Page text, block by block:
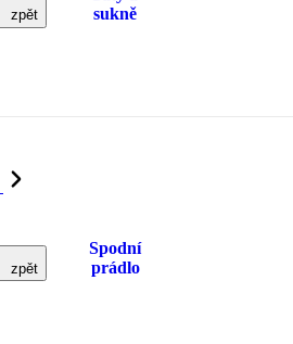
zpět
sukně
zpět
Spodní
prádlo